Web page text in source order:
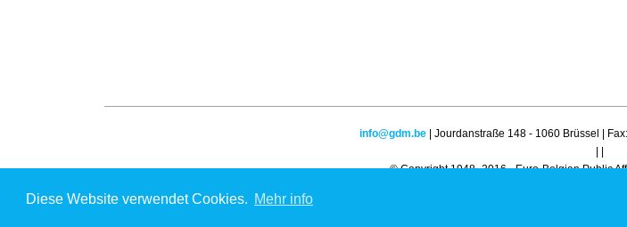
Diese Website verwendet Cookies. Mehr info
info@gdm.be | Jourdanstraße 148 - 1060 Brüssel |
© Copyright 1948 -2016 - Euro-Belgian Public